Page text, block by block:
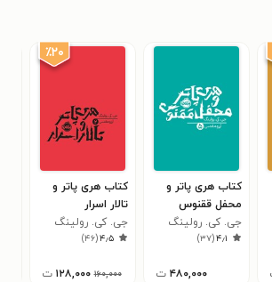
کتاب هری پاتر و
محفل ققنوس
جی. کی. رولینگ
۴٫۱(۳۷)
۴۸۰,۰۰۰ ت
٪۲۰
کتاب هری پاتر و
تالار اسرار
جی. کی. رولینگ
۴٫۵(۴۶)
۱۶۰,۰۰۰ ۱۲۸,۰۰۰ ت